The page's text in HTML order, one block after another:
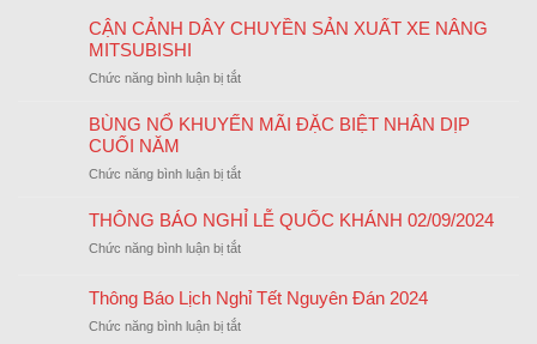
CẬN CẢNH DÂY CHUYỀN SẢN XUẤT XE NÂNG
MITSUBISHI
Chức năng bình luận bị tắtở
CẢNH
SẢN
XE
BÙNG NỔ KHUYẾN MÃI ĐẶC BIỆT NHÂN DỊP
CUỐI NĂM
Chức năng bình luận bị tắtở
NỔ
KHUYẾN
MÃI
BIỆT
DỊP
THÔNG BÁO NGHỈ LỄ QUỐC KHÁNH 02/09/2024
Chức năng bình luận bị tắtở
BÁO
NGHỈ
LỄ
Thông Báo Lịch Nghỉ Tết Nguyên Đán 2024
Chức năng bình luận bị tắtở